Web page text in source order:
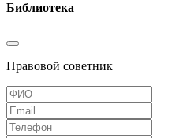
Библиотека
Правовой советник